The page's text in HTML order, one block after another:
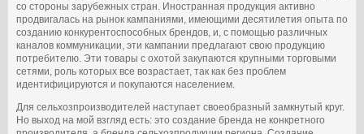
со стороны зарубежных стран. Иностранная продукция активно
продвигалась на рынок кампаниями, имеющими десятилетия опыта по
созданию конкурентоспособных брендов, и, с помощью различных
каналов коммуникации, эти кампании предлагают свою продукцию
потребителю. Эти товары с охотой закупаются крупными торговыми
сетями, роль которых все возрастает, так как без проблем
идентифицируются и покупаются населением.
Для сельхозпроизводителей наступает своеобразный замкнутый круг.
Но выход на мой взгляд есть: это создание бренда не конкретного